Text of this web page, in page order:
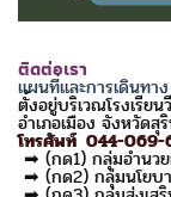
ติดต่อเรา
แผนที่และการเดินทาง
ตั้งอยู่บริเวณโรงเรี
อำเภอเมือง จังหวัด
โทรศัพท์ 044-069-
➡ (กด1) กลุ่มอำนว
➡ (กด2) กลุ่มนโยบ